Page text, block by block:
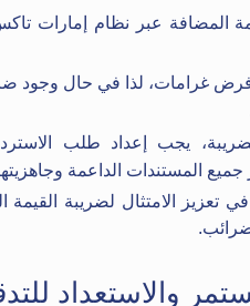
فرض غرامات، لذا في حال وجود
يجب إعداد طلب الاسترداد
المستندات الداعمة
تعزيز الامتثال لضريبة